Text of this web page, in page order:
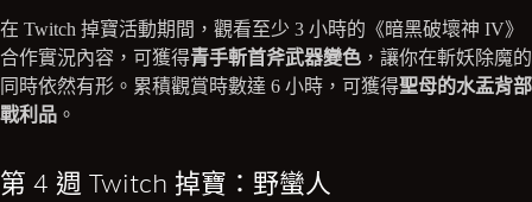
在 Twitch 掉寶活動期間，觀看至少 3 小時的《暗黑破壞神 IV》
合作實況內容，可獲得青手斬首斧武器變色 ，讓你在斬妖除魔的
同時依然有形。累積觀賞時數達 6 小時，可獲得聖母的水盂背部
戰利品 。
第 4 週 Twitch 掉寶：野蠻人